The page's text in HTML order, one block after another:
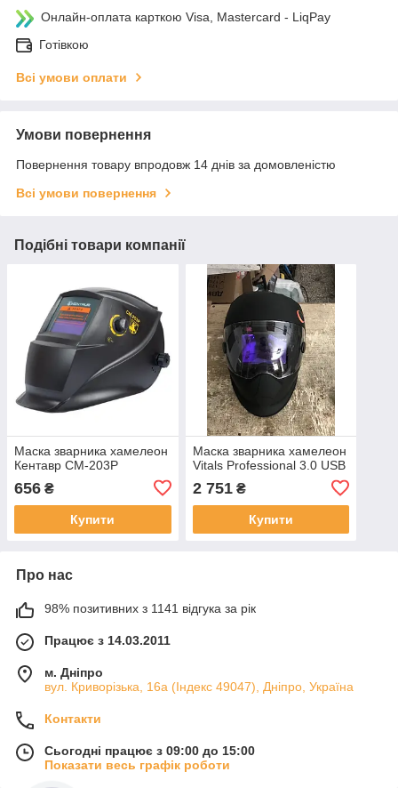
Онлайн-оплата карткою Visa, Mastercard - LiqPay
Готівкою
Всі умови оплати
Умови повернення
Повернення товару впродовж 14 днів за домовленістю
Всі умови повернення
Подібні товари компанії
Маска зварника хамелеон
Кентавр СМ-203Р
656 ₴
Купити
Маска зварника хамелеон
Vitals Professional 3.0 USB
2 751₴
Купити
Про нас
98% позитивних з 1141 відгука за рік
Працює з 14.03.2011
м. Дніпро
вул. Криворізька, 16а (Індекс 49047), Дніпро, Україна
Контакти
Сьогодні працює з 09:00 до 15:00
Показати весь графік роботи